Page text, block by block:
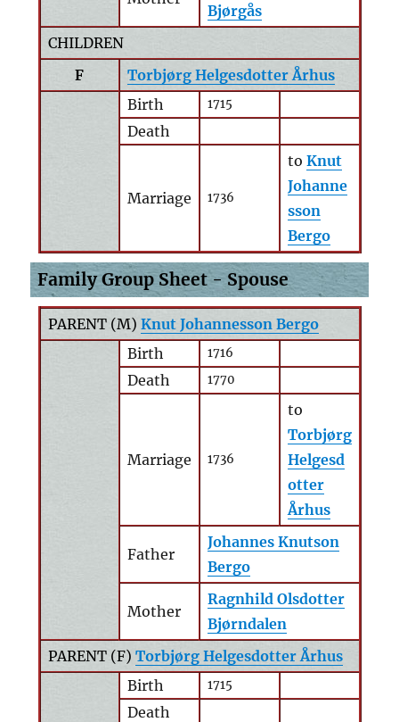
Bjørgås
CHILDREN
F
Torbjørg Helgesdotter Århus
Birth
1715
Death
Marriage 1736
to Knut
Johanne
sson
Bergo
Family Group Sheet - Spouse
PARENT (M) Knut Johannesson Bergo
Birth
1716
Death 1770
Marriage 1736
to
Torbjørg
Helgesd
otter
Århus
Father
Johannes Knutson
Bergo
Mother
Ragnhild Olsdotter
Bjørndalen
PARENT (F) Torbjørg Helgesdotter Århus
Birth
1715
Death